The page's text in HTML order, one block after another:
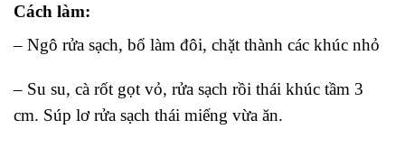
Cách làm:
– Ngô rửa sạch, bổ làm đôi, chặt thành các khúc nhỏ
– Su su, cà rốt gọt vỏ, rửa sạch rồi thái khúc tầm 3
cm. Súp lơ rửa sạch thái miếng vừa ăn.